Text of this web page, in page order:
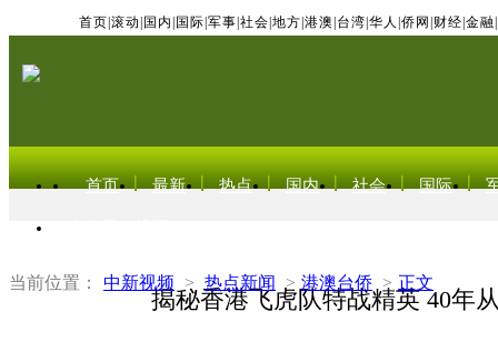
首页 滚动 国内 国际 军事 社会 地方 港澳 台湾 华人 侨网 财经 金融
首页 最新 热点 国内 社会 国际
当前位置： 中新视频 > 热点新闻 > 港澳台侨 > 正文
揭秘香港飞虎队特战精英 40年